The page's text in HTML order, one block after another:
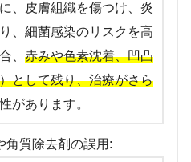
、皮膚組織を傷つけ、炎
、細菌感染のリスクを高
、 赤みや色素沈着、凹凸
として残り、治療がさら
があります。
角質除去剤の誤用: